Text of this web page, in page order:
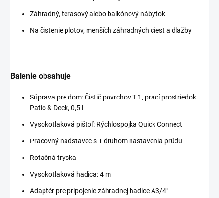
Záhradný, terasový alebo balkónový nábytok
Na čistenie plotov, menších záhradných ciest a dlažby
Balenie obsahuje
Súprava pre dom: Čistič povrchov T 1, prací prostriedok
Patio & Deck, 0,5 l
Vysokotlaková pištoľ: Rýchlospojka Quick Connect
Pracovný nadstavec s 1 druhom nastavenia prúdu
Rotačná tryska
Vysokotlaková hadica: 4 m
Adaptér pre pripojenie záhradnej hadice A3/4"